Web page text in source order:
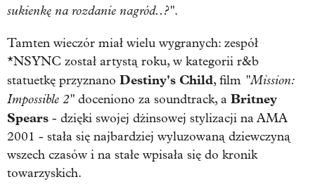
sukienkę na rozdanie nagród..?".
Tamten wieczór miał wielu wygranych: zespół
*NSYNC został artystą roku, w kategorii r&b
statuetkę przyznano Destiny's Child, film "Mission:
Impossible 2" doceniono za soundtrack, a Britney
Spears - dzięki swojej dżinsowej stylizacji na AMA
2001 - stała się najbardziej wyluzowaną dziewczyną
wszech czasów i na stałe wpisała się do kronik
towarzyskich.